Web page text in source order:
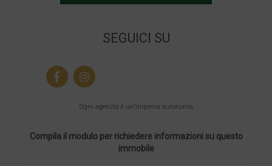
SEGUICI SU
Ogni agenzia è un’impresa autonoma
Compila il modulo per richiedere informazioni su questo
immobile